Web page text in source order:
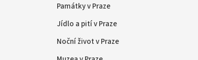
Památky v Praze
Jídlo a pití v Praze
Noční život v Praze